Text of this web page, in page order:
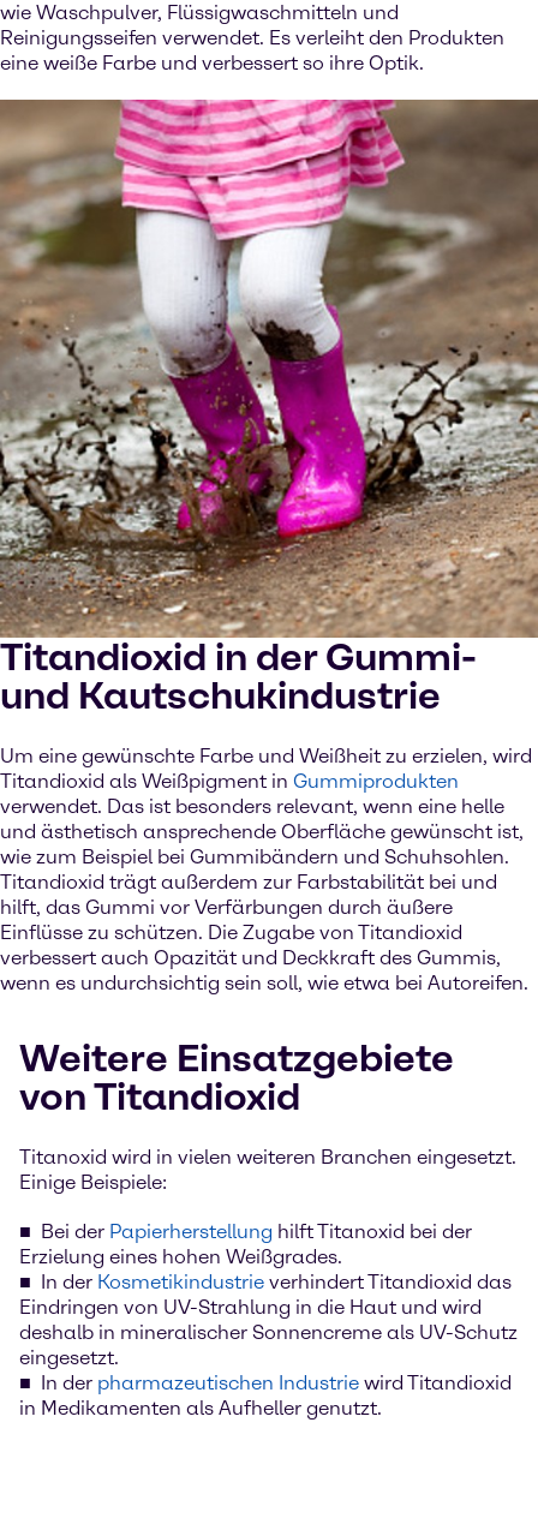
wie Waschpulver, Flüssigwaschmitteln und
Reinigungsseifen verwendet. Es verleiht den Produkten
eine weiße Farbe und verbessert so ihre Optik.
Titandioxid in der Gummi-
und Kautschukindustrie
Um eine gewünschte Farbe und Weißheit zu erzielen, wird
Titandioxid als Weißpigment in Gummiprodukten
verwendet. Das ist besonders relevant, wenn eine helle
und ästhetisch ansprechende Oberfläche gewünscht ist,
wie zum Beispiel bei Gummibändern und Schuhsohlen.
Titandioxid trägt außerdem zur Farbstabilität bei und
hilft, das Gummi vor Verfärbungen durch äußere
Einflüsse zu schützen. Die Zugabe von Titandioxid
verbessert auch Opazität und Deckkraft des Gummis,
wenn es undurchsichtig sein soll, wie etwa bei Autoreifen.
Weitere Einsatzgebiete
von Titandioxid
Titanoxid wird in vielen weiteren Branchen eingesetzt.
Einige Beispiele:
Bei der Papierherstellung hilft Titanoxid bei der
Erzielung eines hohen Weißgrades.
In der Kosmetikindustrie verhindert Titandioxid das
Eindringen von UV-Strahlung in die Haut und wird
deshalb in mineralischer Sonnencreme als UV-Schutz
eingesetzt.
In der pharmazeutischen Industrie wird Titandioxid
in Medikamenten als Aufheller genutzt.